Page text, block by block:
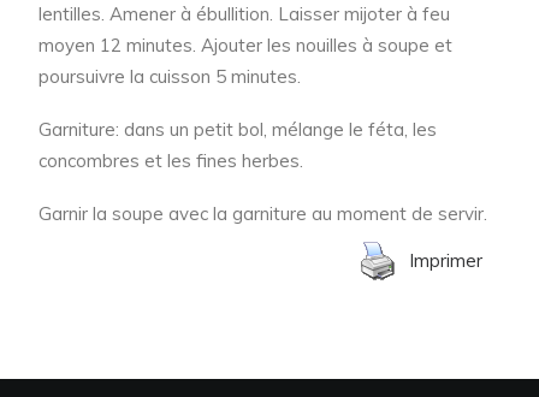
lentilles. Amener à ébullition. Laisser mijoter à feu
moyen 12 minutes. Ajouter les nouilles à soupe et
poursuivre la cuisson 5 minutes.
Garniture: dans un petit bol, mélange le féta, les
concombres et les fines herbes.
Garnir la soupe avec la garniture au moment de servir.
Imprimer